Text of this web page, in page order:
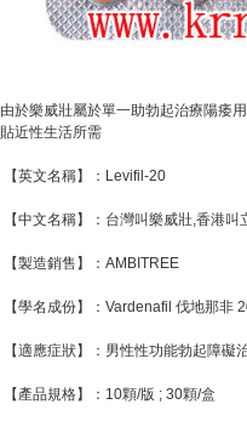
由於樂威壯屬於單一助勃起治療陽痿
貼近性生活所需
【英文名稱】：Levifil-20
【中文名稱】：台灣叫樂威壯,香港叫
【製造銷售】：AMBITREE
【學名成份】：Vardenafil 伐地那非
【適應症狀】：男性性功能勃起障礙
【產品規格】：10顆/版 ; 30顆/盒